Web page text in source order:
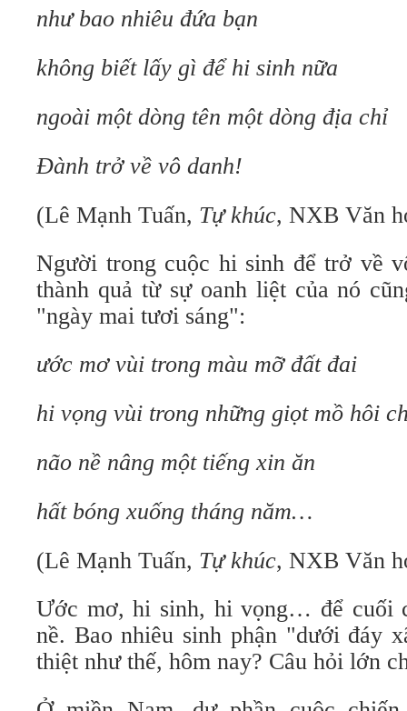
như bao nhiêu đứa bạn
không biết lấy gì để hi sinh nữa
ngoài một dòng tên một dòng địa chỉ
Đành trở về vô danh!
(Lê Mạnh Tuấn, Tự khúc, NXB Văn
Người trong cuộc hi sinh để trở về
thành quả từ sự oanh liệt của nó
"ngày mai tươi sáng":
ước mơ vùi trong màu mỡ đất đai
hi vọng vùi trong những giọt mồ hôi
não nề nâng một tiếng xin ăn
hất bóng xuống tháng năm…
(Lê Mạnh Tuấn, Tự khúc, NXB Văn
Ước mơ, hi sinh, hi vọng… để cuối
nề. Bao nhiêu sinh phận "dưới đáy
thiệt như thế, hôm nay? Câu hỏi lớn